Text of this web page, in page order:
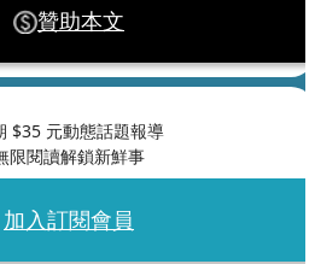
贊助本文
$35 元動態話題報導
限閱讀解鎖新鮮事
加入訂閱會員